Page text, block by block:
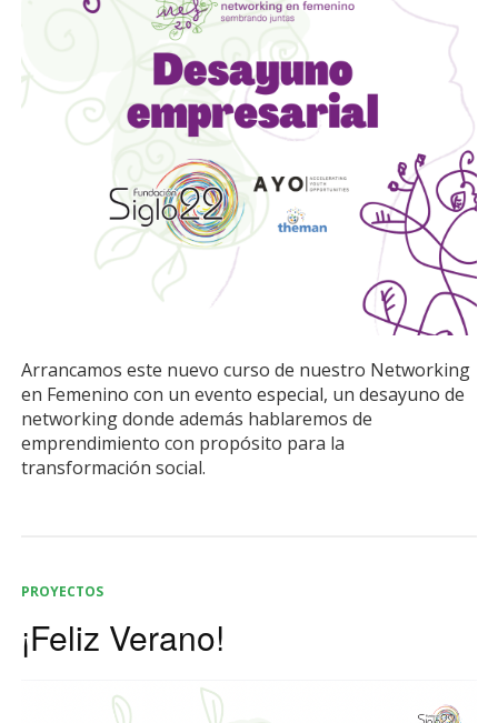
Arrancamos este nuevo curso de nuestro Networking
en Femenino con un evento especial, un desayuno de
networking donde además hablaremos de
emprendimiento con propósito para la
transformación social.
PROYECTOS
¡Feliz Verano!